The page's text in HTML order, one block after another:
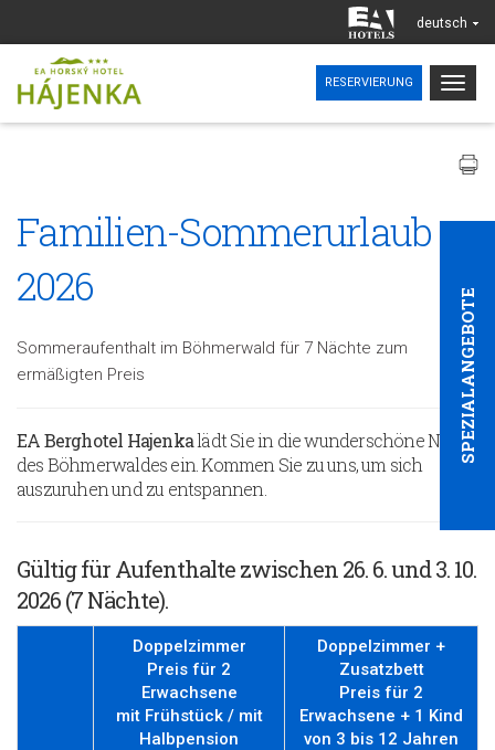
deutsch
RESERVIERUNG
SPEZIALANGEBOTE
Familien-Sommerurlaub
2026
Sommeraufenthalt im Böhmerwald für 7 Nächte zum
ermäßigten Preis
EABerghotel Hajenkalädt Sie in die wunderschöne Natur
des Böhmerwaldes ein. Kommen Sie zu uns, um sich
auszuruhen und zu entspannen.
Gültig für Aufenthalte zwischen26. 6. und 3. 10.
2026(7 Nächte).
Doppelzimmer
Preis für 2
Erwachsene
mit Frühstück / mit
Halbpension
Doppelzimmer +
Zusatzbett
Preis für 2
Erwachsene + 1 Kind
von 3 bis 12 Jahren